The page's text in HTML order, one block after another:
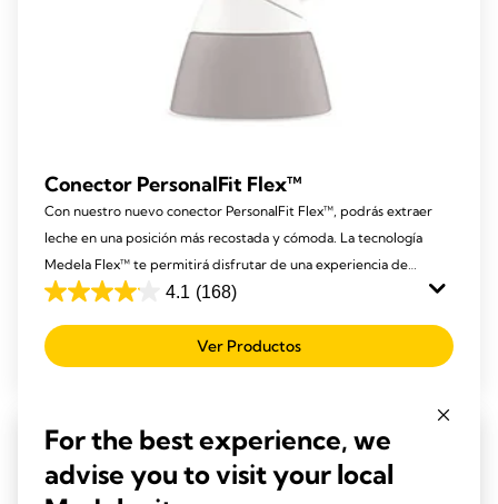
Conector PersonalFit Flex™
Con nuestro nuevo conector PersonalFit Flex™, podrás extraer
leche en una posición más recostada y cómoda. La tecnología
Medela Flex™ te permitirá disfrutar de una experiencia de
extracción de leche totalmente novedosa y personalizada.
4.1 (168)
4.1
de
5
reseñas
Ver Productos
For the best experience, we
advise you to visit your local